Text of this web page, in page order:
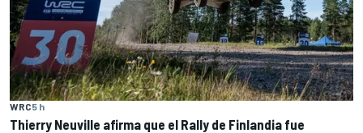
WRC5 h
Thierry Neuville afirma que el Rally de Finlandia fue